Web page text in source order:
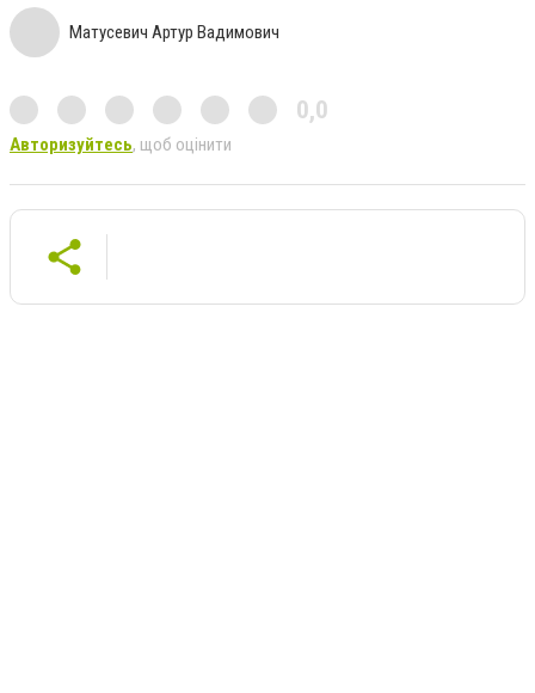
Матусевич Артур Вадимович
0,0
Авторизуйтесь, щоб оцінити